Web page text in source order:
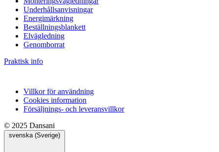
Underhållsanvisningar
Energimärkning
Beställningsblankett
Elvägledning
Genomborrat
Praktisk info
Villkor för användning
Cookies information
Försäljnings- och leveransvillkor
© 2025 Dansani
svenska (Sverige)